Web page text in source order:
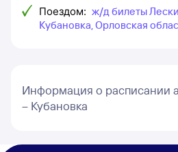
Поездом: ж/д билеты
Кубановка, Орловская
Информация о расписании
– Кубановка